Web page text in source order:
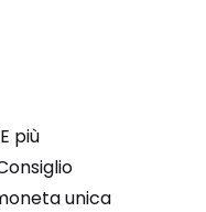
più
unica